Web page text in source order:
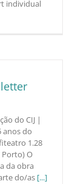
individual
do CIJ |
anos do
1.28
Porto) O
da obra
do/as [...]